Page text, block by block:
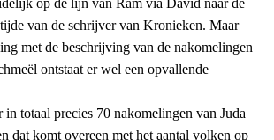
op de lijn van Ram via David naar de
van de schrijver van Kronieken. Maar
met de beschrijving van de nakomelingen
ontstaat er wel een opvallende
in totaal precies 70 nakomelingen van Juda
dat komt overeen met het aantal volken op